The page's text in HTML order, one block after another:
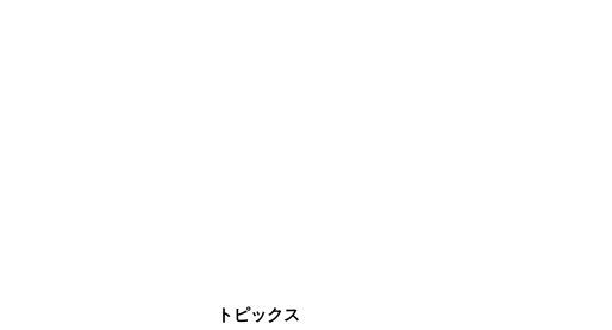
トピックス